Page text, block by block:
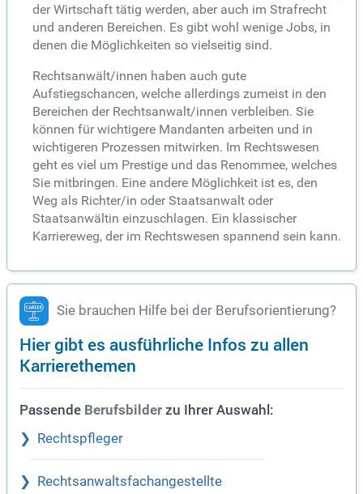
der Wirtschaft tätig werden, aber auch im Strafrecht
und anderen Bereichen. Es gibt wohl wenige Jobs, in
denen die Möglichkeiten so vielseitig sind.
Rechtsanwält/innen haben auch gute
Aufstiegschancen, welche allerdings zumeist in den
Bereichen der Rechtsanwalt/innen verbleiben. Sie
können für wichtigere Mandanten arbeiten und in
wichtigeren Prozessen mitwirken. Im Rechtswesen
geht es viel um Prestige und das Renommee, welches
Sie mitbringen. Eine andere Möglichkeit ist es, den
Weg als Richter/in oder Staatsanwalt oder
Staatsanwältin einzuschlagen. Ein klassischer
Karriereweg, der im Rechtswesen spannend sein kann.
Sie brauchen Hilfe bei der Berufsorientierung?
Hier gibt es ausführliche Infos zu allen
Karrierethemen
Passende Berufsbilder zu Ihrer Auswahl:
Rechtspfleger
Rechtsanwaltsfachangestellte